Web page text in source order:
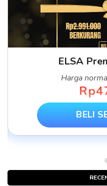
ELSA
Harga
BELI